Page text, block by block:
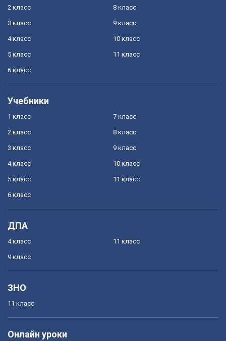
2 класс
3 класс
4 класс
5 класс
6 класс
8 класс
9 класс
10 класс
11 класс
Учебники
1 класс
2 класс
3 класс
4 класс
5 класс
6 класс
7 класс
8 класс
9 класс
10 класс
11 класс
ДПА
4 класс
9 класс
11 класс
ЗНО
11 класс
Онлайн уроки